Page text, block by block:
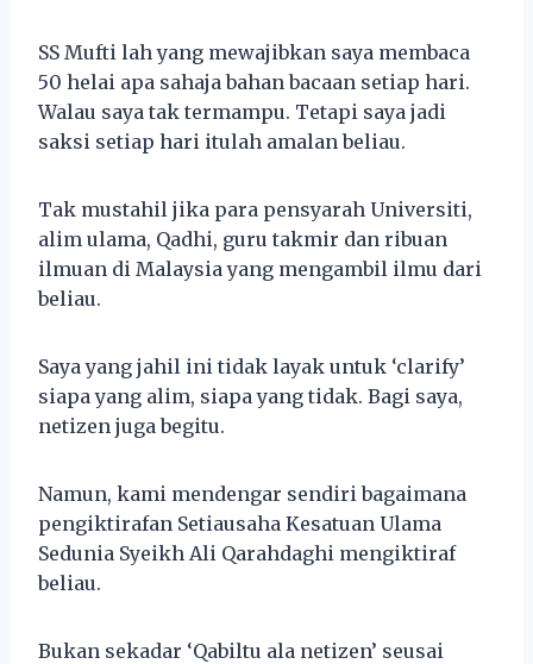
SS Mufti lah yang mewajibkan saya membaca
50 helai apa sahaja bahan bacaan setiap hari.
Walau saya tak termampu. Tetapi saya jadi
saksi setiap hari itulah amalan beliau.
Tak mustahil jika para pensyarah Universiti,
alim ulama, Qadhi, guru takmir dan ribuan
ilmuan di Malaysia yang mengambil ilmu dari
beliau.
Saya yang jahil ini tidak layak untuk ‘clarify’
siapa yang alim, siapa yang tidak. Bagi saya,
netizen juga begitu.
Namun, kami mendengar sendiri bagaimana
pengiktirafan Setiausaha Kesatuan Ulama
Sedunia Syeikh Ali Qarahdaghi mengiktiraf
beliau.
Bukan sekadar ‘Qabiltu ala netizen’ seusai